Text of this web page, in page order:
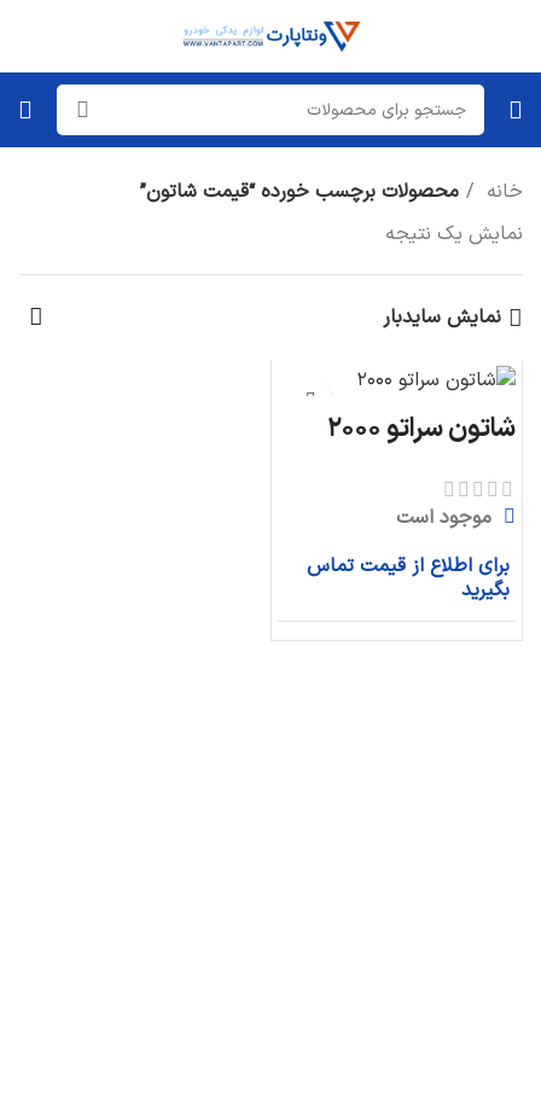
خانه
محصولات برچسب خورده “قیمت شاتون”
نمایش یک نتیجه
نمایش سایدبار
شاتون سراتو ۲۰۰۰
موجود است
برای اطلاع از قیمت تماس
بگیرید